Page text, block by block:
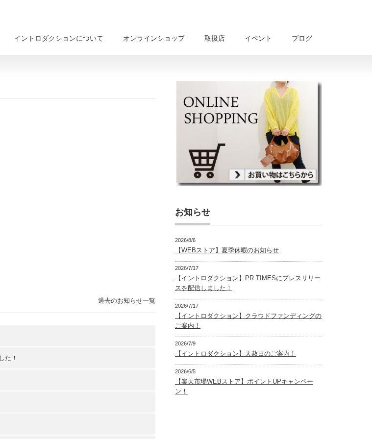
イントロダクションについて オンラインショップ 取扱店 イベント ブログ
た！
過去のお知らせ一覧
お知らせ
2026/8/6
【WEBストア】夏季休暇のお知らせ
2026/7/17
【イントロダクション】PR TIMESにプレスリリー
スを配信しました！
2026/7/17
【イントロダクション】クラウドファンディングの
ご案内！
2026/7/9
【イントロダクション】天赦日のご案内！
2026/6/5
【楽天市場WEBストア】ポイントUPキャンペー
ン！